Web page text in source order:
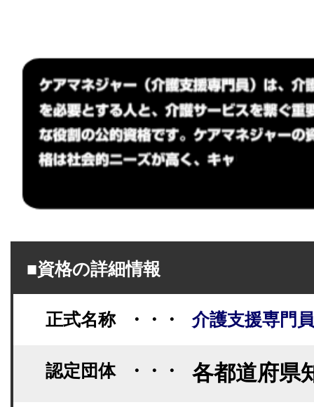
■資格の詳細情報
正式名称 ・・・ 介護支援専門
認定団体 ・・・ 各都道府県